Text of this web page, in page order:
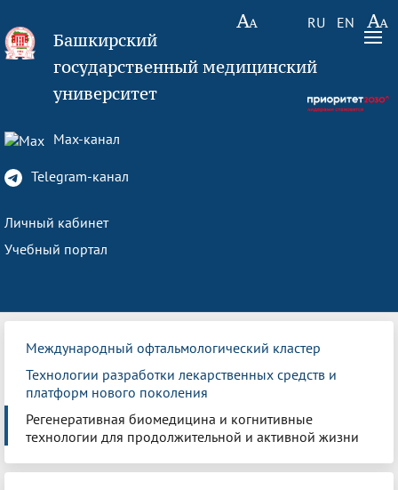
RU EN
Башкирский
государственный медицинский
университет
Max-канал
Telegram-канал
Личный кабинет
Учебный портал
Международный офтальмологический кластер
Технологии разработки лекарственных средств и
платформ нового поколения
Регенеративная биомедицина и когнитивные
технологии для продолжительной и активной жизни